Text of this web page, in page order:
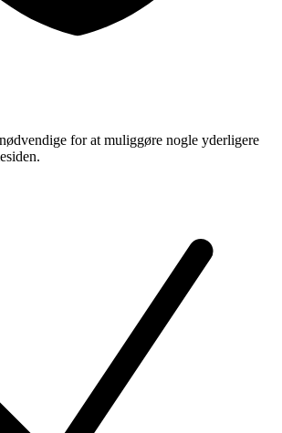
for at muliggøre nogle yderligere